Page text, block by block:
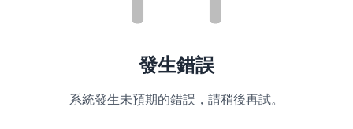
發生錯誤
系統發生未預期的錯誤，請稍後再試。